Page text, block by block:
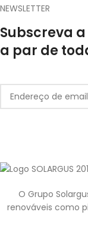
NEWSLETTER
Subscreva
a par de
O Grupo
renováveis como